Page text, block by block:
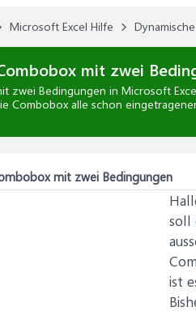
Microsoft Excel Hilfe
mit zwei
zwei Bedingungen in Microsoft
Combobox alle schon
mit zwei Bedingungen
soll
ist